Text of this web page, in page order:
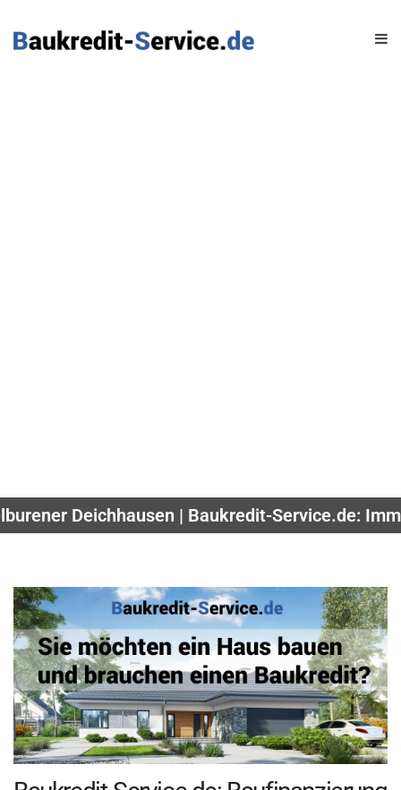
Deichhausen | Baukredit-Service.de: